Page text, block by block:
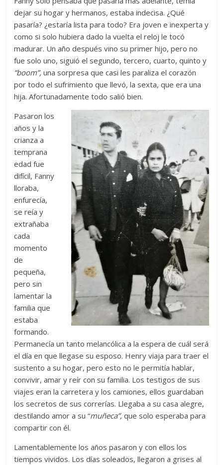
dejar su hogar y hermanos, estaba indecisa. ¿Qué
pasaría? ¿estaría lista para todo? Era joven e inexperta y
como si solo hubiera dado la vuelta el reloj le tocó
madurar. Un año después vino su primer hijo, pero no
fue solo uno, siguió el segundo, tercero, cuarto, quinto y
“boom”, una sorpresa que casi les paraliza el corazón
por todo el sufrimiento que llevó, la sexta, que era una
hija. Afortunadamente todo salió bien.
Pasaron los
años y la
crianza a
temprana
edad fue
difícil, Fanny
lloraba,
enfurecía,
se reía y
extrañaba
cada
momento
de
pequeña,
pero sin
lamentar la
familia que
estaba
formando.
Permanecía un tanto melancólica a la espera de cuál será
el día en que llegase su esposo. Henry viaja para traer el
sustento a su hogar, pero esto no le permitía hablar,
convivir, amar y reír con su familia. Los testigos de sus
viajes eran la carretera y los camiones, ellos guardaban
los secretos de sus correrías. Llegaba a su casa alegre,
destilando amor a su “muñeca”,que solo esperaba para
compartir con él.
Lamentablemente los años pasaron y con ellos los
tiempos vividos. Los días soleados, llegaron a grises al